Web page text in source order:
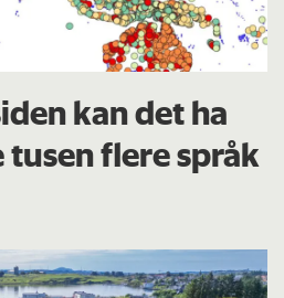
kan det ha
tusen flere språk